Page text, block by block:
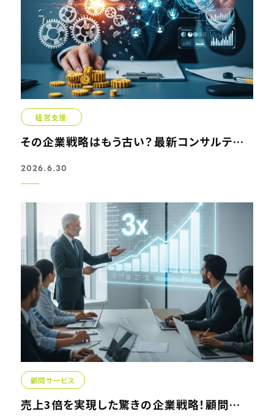
経営支援
その企業戦略はもう古い？最新コンサルティングで見直すビジ...
2026.6.30
顧問サービス
売上3倍を実現した驚きの企業戦略！顧問活用で劇的に変わる経...